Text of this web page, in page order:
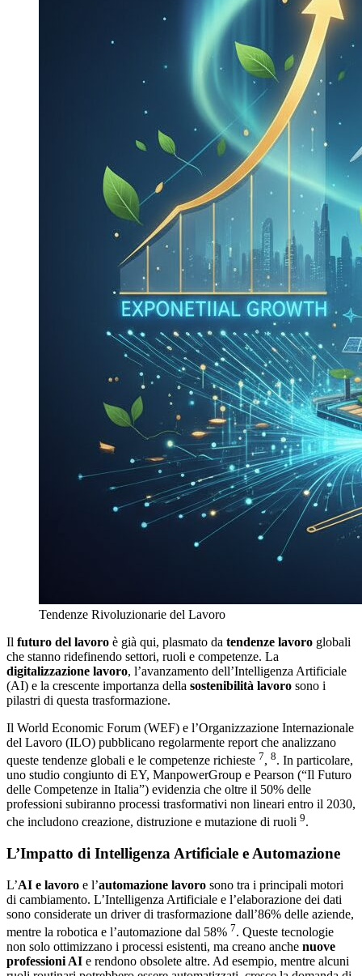
Tendenze Rivoluzionarie del Lavoro
Il futuro del lavoro è già qui, plasmato da tendenze lavoro globali
che stanno ridefinendo settori, ruoli e competenze. La
digitalizzazione lavoro, l’avanzamento dell’Intelligenza Artificiale
(AI) e la crescente importanza della sostenibilità lavoro sono i
pilastri di questa trasformazione.
Il World Economic Forum (WEF) e l’Organizzazione Internazionale
del Lavoro (ILO) pubblicano regolarmente report che analizzano
queste tendenze globali e le competenze richieste 7, 8. In particolare,
uno studio congiunto di EY, ManpowerGroup e Pearson (“Il Futuro
delle Competenze in Italia”) evidenzia che oltre il 50% delle
professioni subiranno processi trasformativi non lineari entro il 2030,
che includono creazione, distruzione e mutazione di ruoli 9.
L’Impatto di Intelligenza Artificiale e Automazione
L’AI e lavoro e l’automazione lavoro sono tra i principali motori
di cambiamento. L’Intelligenza Artificiale e l’elaborazione dei dati
sono considerate un driver di trasformazione dall’86% delle aziende,
mentre la robotica e l’automazione dal 58% 7. Queste tecnologie
non solo ottimizzano i processi esistenti, ma creano anche nuove
professioni AI e rendono obsolete altre. Ad esempio, mentre alcuni